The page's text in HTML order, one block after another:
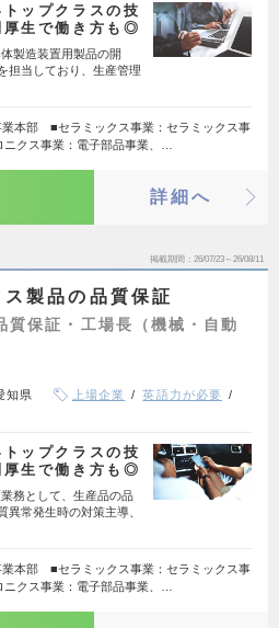
ップクラスの技
厚生で働き方も◎
製造装置用製品の開
担当しており、生産管理
業本部 ■セラミックス事業：セラミックス事
クス事業：電子部品事業、…
詳細へ
掲載期間 26/07/23～26/08/11
ス製品の品質保証
質保証・工場長（機械・自動
知県 上場企業
英語力が必要
ップクラスの技
厚生で働き方も◎
務として、生産品の品
異常発生時の対策主導、
業本部 ■セラミックス事業：セラミックス事
クス事業：電子部品事業、…